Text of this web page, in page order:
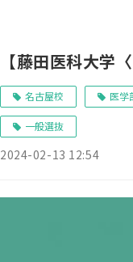
【藤田医科大学
名古屋校 医学
一般選抜
2024-02-13 12:54